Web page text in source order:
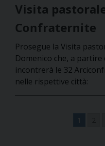
Visita
Confraternite
Prosegue la Visita
Domenico che, a partire
incontrerà le 32
nelle rispettive città:
1